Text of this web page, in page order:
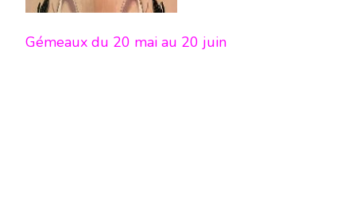
Gémeaux du 20 mai au 20 juin